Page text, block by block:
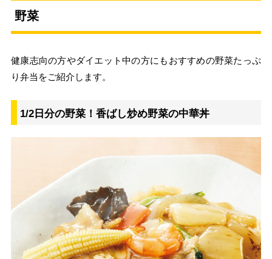
野菜
健康志向の方やダイエット中の方にもおすすめの野菜たっぷ
り弁当をご紹介します。
1/2日分の野菜！香ばし炒め野菜の中華丼